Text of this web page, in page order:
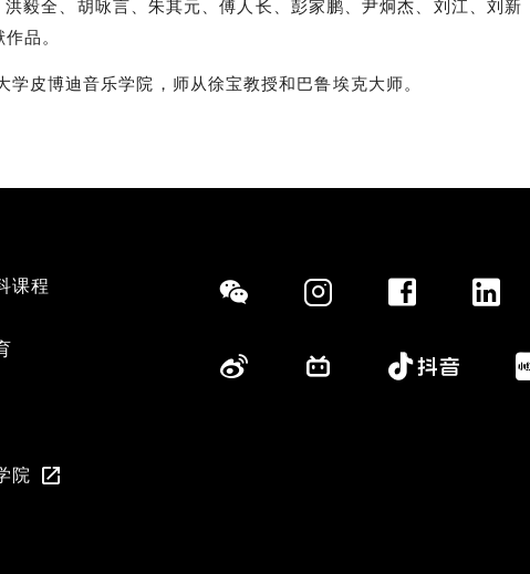
毅全、胡咏言、朱其元、傅人长、彭家鹏、尹炯杰、刘江、刘新
品。
皮博迪音乐学院，师从徐宝教授和巴鲁埃克大师。
课程
院
Social